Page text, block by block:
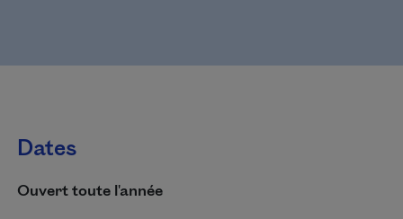
Dates
Ouvert toute l'année